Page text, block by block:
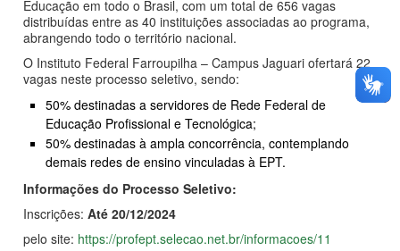
Educação em todo o Brasil, com um total de 656 vagas
distribuídas entre as 40 instituições associadas ao programa,
abrangendo todo o território nacional.
O Instituto Federal Farroupilha – Campus Jaguari ofertará 22
vagas neste processo seletivo, sendo:
50% destinadas a servidores de Rede Federal de
Educação Profissional e Tecnológica;
50% destinadas à ampla concorrência, contemplando
demais redes de ensino vinculadas à EPT.
Informações do Processo Seletivo:
Inscrições: Até 20/12/2024
pelo site: https://profept.selecao.net.br/informacoes/11